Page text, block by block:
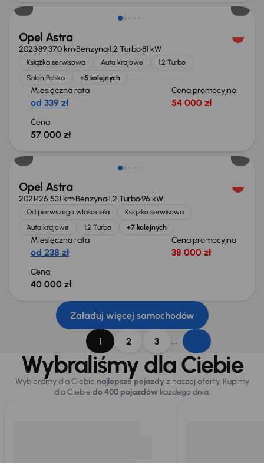
Opel Astra
202389 370 kmBenzyna1.2 Turbo81 kW
Książka serwisowa Auta krajowe
1.2 Turbo
Salon Polska
+5 kolejnych
Miesięczna rata
od 339 zł
Cena promocyjna
54 000 zł
Cena
57 000 zł
Możliwość odliczenia VAT
Opel Astra
2021126 531 kmBenzyna1.2 Turbo96 kW
Od pierwszego właściciela
Książka serwisowa
Auta krajowe
1.2 Turbo +7 kolejnych
Miesięczna rata
od 238 zł
Cena promocyjna
38 000 zł
Cena
40 000 zł
Załaduj więcej samochodów
1 2 3 ...
Wybraliśmy dla Ciebie
Wybieramy dla Ciebie najlepsze pojazdy z naszej oferty. Kupimy
dla Ciebiedo 400 pojazdówkażdego dnia.